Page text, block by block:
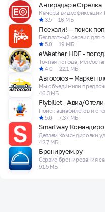
Антирадар еСтрелка
Камеры видеофиксации
3.5
16 МБ
Поехали! — поиск
5.0
19 МБ
eWeather HDF -
Точная погода,
4.0
22.1 МБ
Автосоюз –
46.3 МБ
Flybillet - Авиа/Отели
Поиск авиабилетов и
5.0
7.37 МБ
Smartway
Делаем командировки
42.7 МБ
Бронируем.ру
91.5 МБ